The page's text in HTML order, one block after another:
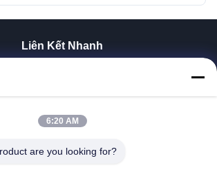
Liên Kết Nhanh
Về Chúng Tôi
Kiểm Soát Chất Lượng
6:20 AM
are you looking for?